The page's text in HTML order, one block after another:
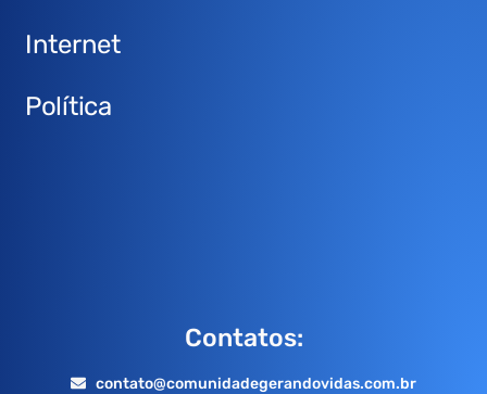
Internet
Política
Contatos:
contato@comunidadegerandovidas.com.br